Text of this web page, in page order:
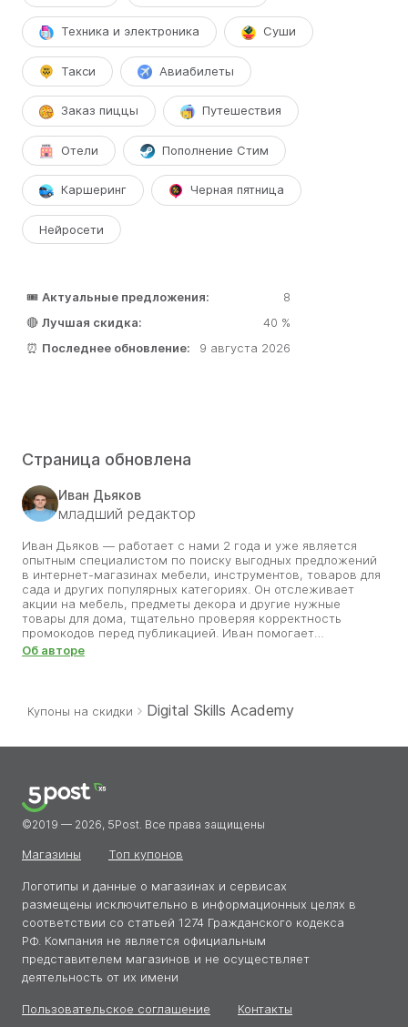
Техника и электроника Суши
Такси Авиабилеты
Заказ пиццы Путешествия
Отели Пополнение Стим
Каршеринг Черная пятница
Нейросети
🎟️ Актуальные предложения:
8
🔴 Лучшая скидка:
40 %
⏰ Последнее обновление: 9 августа 2026
Страница обновлена
Иван Дьяков
младший редактор
Иван Дьяков — работает с нами 2 года и уже является
опытным специалистом по поиску выгодных предложений
в интернет-магазинах мебели, инструментов, товаров для
сада и других популярных категориях. Он отслеживает
акции на мебель, предметы декора и другие нужные
товары для дома, тщательно проверяя корректность
промокодов перед публикацией. Иван помогает
пользователям выбирать стильные и качественные вещи,
внимательности обустройство дома становится не просто
комфортным, но и доступным по цене. Иван уверен, что
умного шопинга.
Об авторе
Купоны на скидки Digital Skills Academy
©2019 — 2026, 5Post. Все права защищены
Магазины Топ купонов
Логотипы и данные о магазинах и сервисах
размещены исключительно в информационных целях в
соответствии со статьей 1274 Гражданского кодекса
РФ. Компания не является официальным
представителем магазинов и не осуществляет
деятельность от их имени
Пользовательское соглашение Контакты